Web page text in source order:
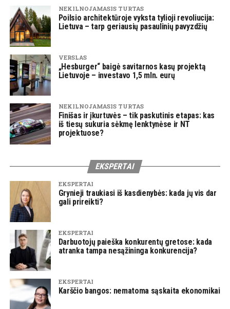
NEKILNOJAMASIS TURTAS
Poilsio architektūroje vyksta tylioji revoliucija:
Lietuva – tarp geriausių pasaulinių pavyzdžių
VERSLAS
„Hesburger“ baigė savitarnos kasų projektą
Lietuvoje – investavo 1,5 mln. eurų
NEKILNOJAMASIS TURTAS
Finišas ir įkurtuvės – tik paskutinis etapas: kas
iš tiesų sukuria sėkmę lenktynėse ir NT
projektuose?
EKSPERTAI
EKSPERTAI
Grynieji traukiasi iš kasdienybės: kada jų vis dar
gali prireikti?
EKSPERTAI
Darbuotojų paieška konkurentų gretose: kada
atranka tampa nesąžininga konkurencija?
EKSPERTAI
Karščio bangos: nematoma sąskaita ekonomikai